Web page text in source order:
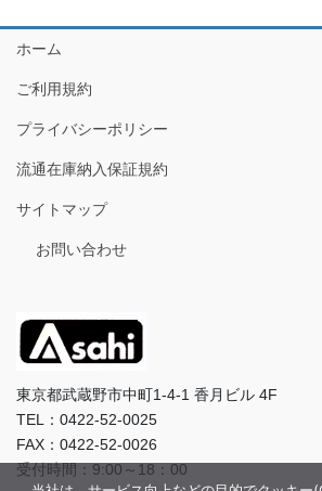
ホーム
ご利用規約
プライバシーポリシー
流通在庫納入保証規約
サイトマップ
お問い合わせ
東京都武蔵野市中町1-4-1 香月ビル 4F
TEL：0422-52-0025
FAX：0422-52-0026
受付時間：9:00～18：00